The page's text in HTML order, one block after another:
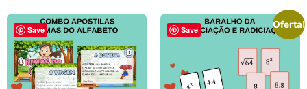
Save Save
Oferta!